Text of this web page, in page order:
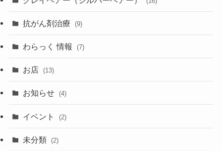
抗がん剤治療 (9)
わらっく 情報 (7)
お店 (13)
お知らせ (4)
イベント (2)
未分類 (2)